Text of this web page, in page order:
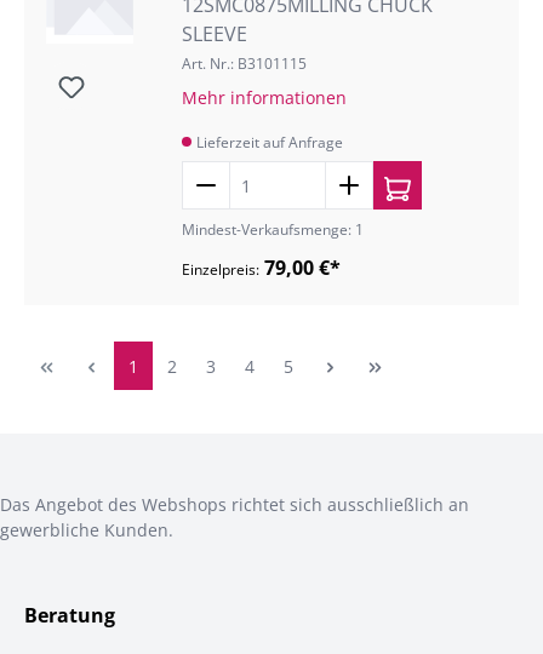
SLEEVE
Art. Nr.: B3101115
Mehr informationen
Lieferzeit auf Anfrage
Mindest-Verkaufsmenge: 1
Einzelpreis: 79,00 €*
1 2 3 4 5
Das Angebot des Webshops richtet sich ausschließlich an
gewerbliche Kunden.
Beratung